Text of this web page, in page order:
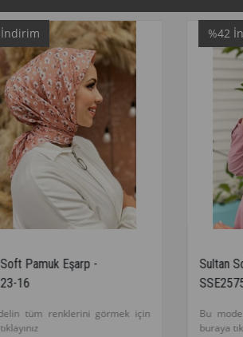
Sultan Soft Pamuk Eşarp -
Bu modelin tüm renklerini görmek için
%42 İndirim